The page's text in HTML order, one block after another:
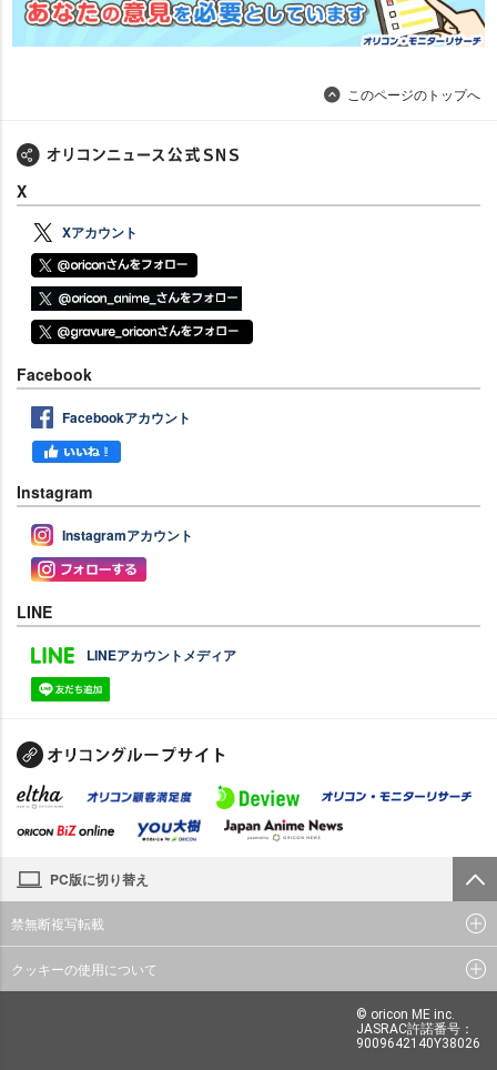
このページのトップへ
X
Xアカウント
Facebook
Facebookアカウント
Instagram
Instagramアカウント
LINE
LINEアカウントメディア
PC版に切り替え
禁無断複写転載
クッキーの使用について
© oricon ME inc.
JASRAC許諾番号：
9009642140Y38026